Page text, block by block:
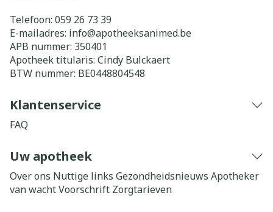
Telefoon: 059 26 73 39
E-mailadres: info@apotheeksanimed.be
APB nummer: 350401
Apotheek titularis: Cindy Bulckaert
BTW nummer: BE0448804548
Klantenservice
FAQ
Uw apotheek
Over ons Nuttige links Gezondheidsnieuws Apotheker
van wachtVoorschrift Zorgtarieven